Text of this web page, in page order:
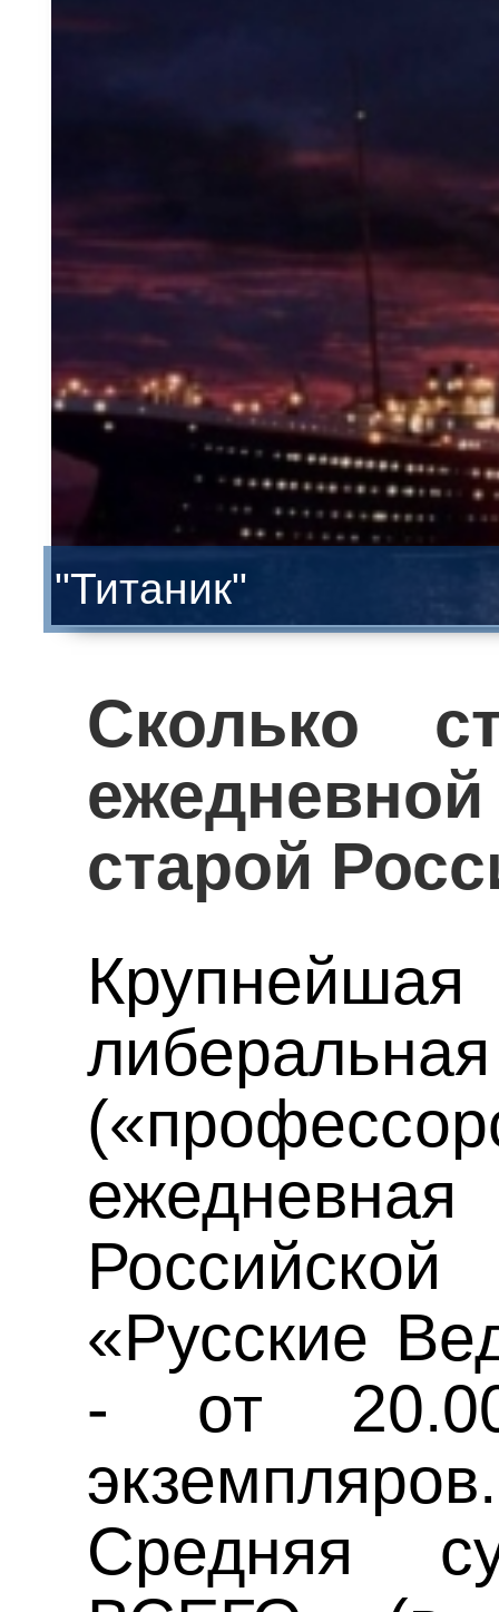
"Титаник"
Сколько
старой
либеральная
«Русские
- от
экземпляров.
Средняя